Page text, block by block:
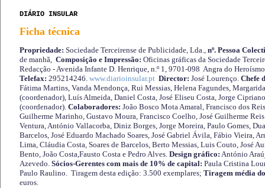
DIÁRIO INSULAR
Ficha técnica
Propriedade: Sociedade Terceirense de Publicidade, Lda., nº. Pessoa
de manhã, Composição e Impressão: Oficinas gráficas da Sociedade
Redacção - Avenida Infante D. Henrique, n.º 1, 9701-098 Angra do
Telefax: 295214246. www.diarioinsular.pt Director: José Lourenço. Chefe
Fátima Martins, Vanda Mendonça, Rui Messias, Helena Fagundes,
(coordenador), Luís Almeida, Daniel Costa, José Eliseu Costa, Jorge
(coordenador). Colaboradores: João Bosco Mota Amaral, Francisco dos
Guilherme Marinho, Gustavo Moura, Francisco Coelho, José Guilherme
Ventura, António Vallacorba, Diniz Borges, Jorge Moreira, Paulo Gomes,
Barcelos, José Eduardo Machado Soares, José Gabriel Ávila, Fábio Vieira,
Lima, Cláudia Costa, Soares de Barcelos, Berto Messias, Luis Couto, José
Bento, João Costa,Fausto Costa e Pedro Alves. Design gráfico: António
Azevedo. Sócios-Gerentes com mais de 10% de capital: Paula Cristina
Paulo Raulino. Tiragem desta edição: 3.500 exemplares; Tiragem média
euros.